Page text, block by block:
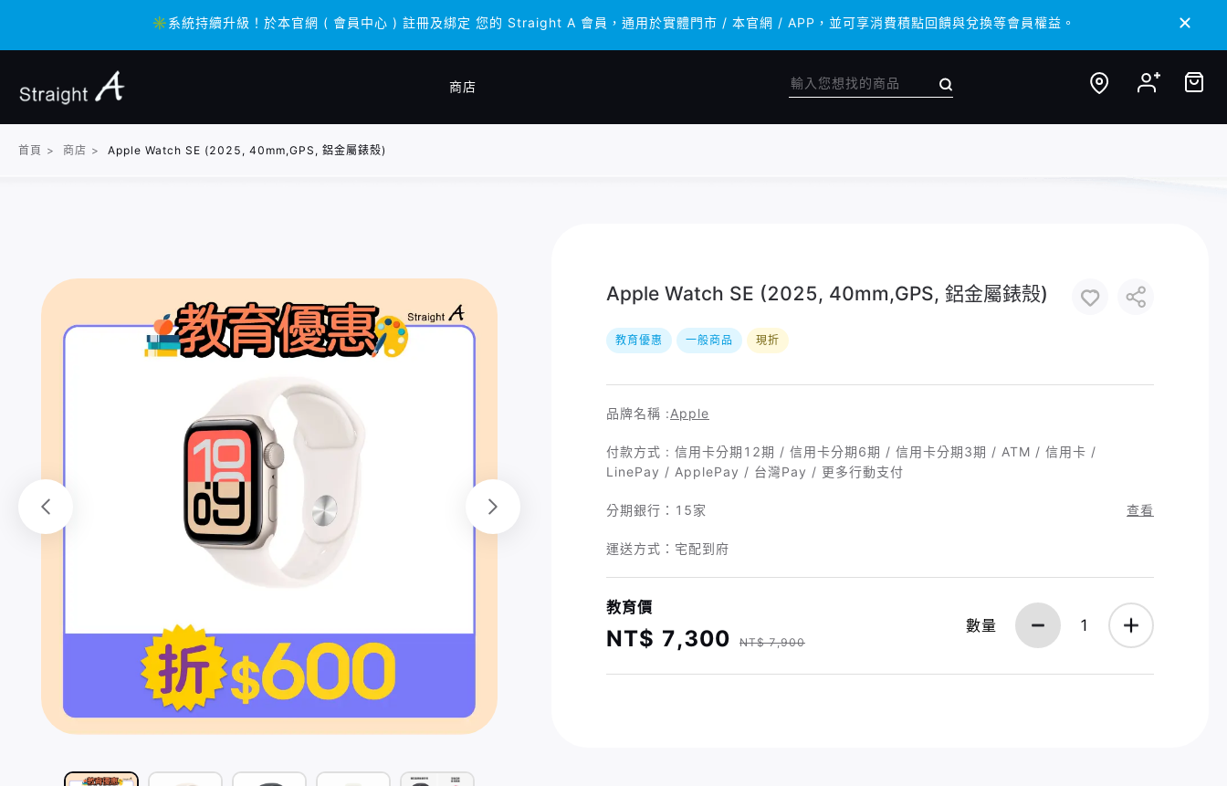
✳️系統持續升級！於本官網 ( 會員中心 ) 註冊及綁定 您的 Straight A 會員，通用於實體門市 / 本官網 / APP，並可享消費積點回饋與兌換等會員權益。
✳️系統持續升級！於本官網 ( 會員中心 ) 註冊及綁定 您的 Straight A 會員，通用於實體門市 / 本官網 / APP，並可享消費積點回饋與兌換等會員權益。
商店
首頁 > 商店 > Apple Watch SE (2025, 40mm,GPS, 鋁金屬錶殼)
Apple Watch SE (2025, 40mm,GPS, 鋁金屬錶殼)
教育優惠 一般商品 現折
品牌名稱 :Apple
付款方式 : 信用卡分期12期 / 信用卡分期6期 / 信用卡分期3期 / ATM / 信用卡 /
LinePay / ApplePay / 台灣Pay / 更多行動支付
分期銀行： 15家 查看
運送方式：宅配到府
教育價
NT$ 7,300 NT$ 7,900
數量 1